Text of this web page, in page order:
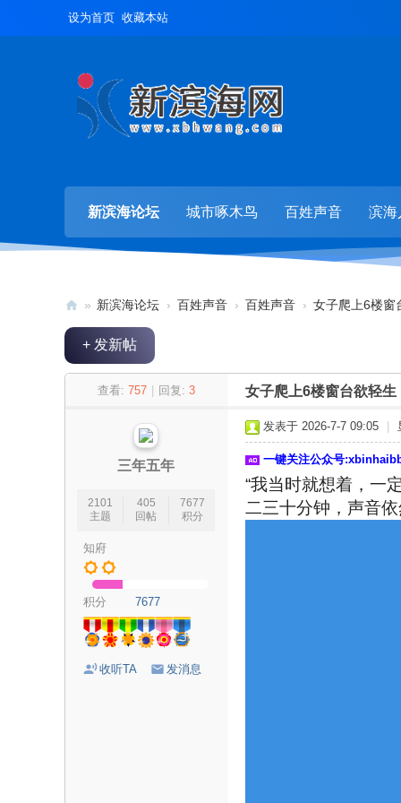
设为首页 收藏本站
新滨海论坛 城市啄木鸟 百姓声音 滨海
新
滨
» 新滨海论坛 › 百姓声音 › 百姓声音 › 女子爬上6楼窗
+ 发新帖
查看: 757 回复: 3 女子爬上6楼窗台欲轻
三年五年
2101
主题
405
回帖
7677
积分
知府
积分 7677
收听TA 发消息
发表于 2026-7-7 09:05
一键关注公众号
“我当时就想着，一
二三十分钟，声音依